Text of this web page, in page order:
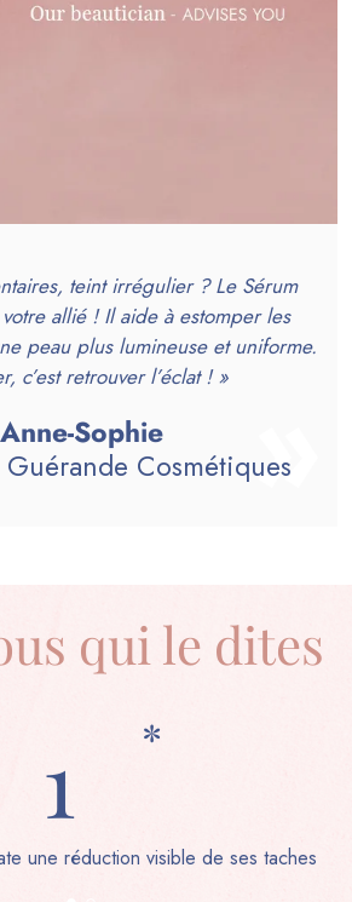
teint irrégulier ? Le Sérum
allié ! Il aide à estomper les
peau plus lumineuse et uniforme.
c’est retrouver l’éclat ! »
Anne-Sophie
Cosmétiques
qui le dites
1 *
une réduction visible de ses taches